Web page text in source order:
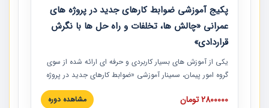
پکیج آموزشی ضوابط کارهای جدید در پروژه های
عمرانی «چالش ها، تخلفات و راه حل ها با نگرش
قراردادی»
یکی از آموزش‏‏‏‏‏‏ های بسیار کاربردی و حرفه‏ ای ارائه شده از سوی
گروه امور پیمان، سمینار آموزشی «ضوابط کارهای جدید در پروژه
های عمرانی» چالش ها، تخلفات و راه حل ها با نگرش قراردادی
است که در محل سندیکای شرکت های ساختمانی کشور ارائه شد.
2800000 تومان مشاهده دوره